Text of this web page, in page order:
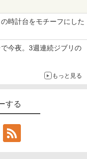
時計台をモチーフにした
今夜。3週連続ジブリの
もっと見る
する